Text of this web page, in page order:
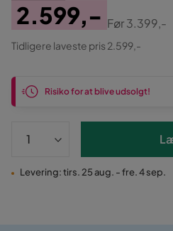
Pris
2.599,-
Original
Pris
Før3.399,-
Tidligere laveste pris 2.599,-
Risiko for at blive udsolgt!
Levering: tirs. 25 aug. - fre. 4 sep.